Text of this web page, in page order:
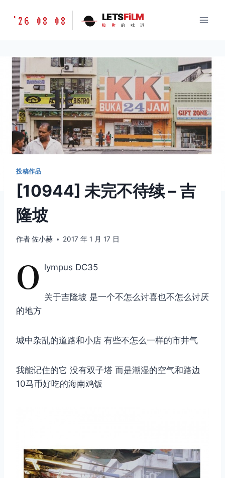
胶
味
道
LETSFILM
'26 08 08 LETSFiLM
胶 片 的 味 道
投稿作品
[10944] 未完不待续 – 吉
隆坡
作者佐小赫 2017 年 1 月 17 日
O lympus DC35
关于吉隆坡 是一个不怎么讨喜也不怎么讨厌
的地方
城中杂乱的道路和小店 有些不怎么一样的市井气
我能记住的它 没有双子塔 而是潮湿的空气和路边
10马币好吃的海南鸡饭